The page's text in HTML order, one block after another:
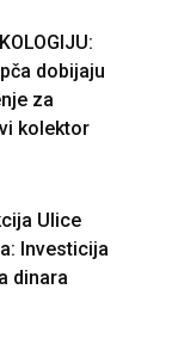
dobijaju
za
kolektor
Ulice
Investicija
dinara